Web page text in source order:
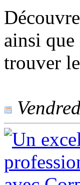
ainsi que
trouver